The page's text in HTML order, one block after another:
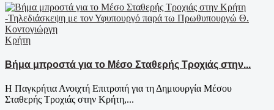
Κρήτη
Βήμα μπροστά για το Μέσο Σταθερής Τροχιάς στην...
Η Παγκρήτια Ανοιχτή Επιτροπή για τη Δημιουργία Μέσου
Σταθερής Τροχιάς στην Κρήτη,...